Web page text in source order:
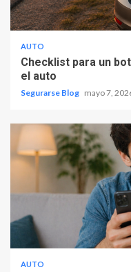
AUTO
Checklist para un
el auto
Segurarse Blog mayo 7,
AUTO